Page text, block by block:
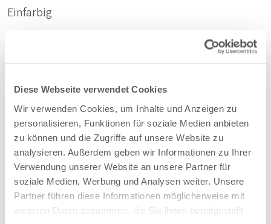
Diese Webseite verwendet Cookies
Wir verwenden Cookies, um Inhalte und Anzeigen zu
personalisieren, Funktionen für soziale Medien anbieten
zu können und die Zugriffe auf unsere Website zu
analysieren. Außerdem geben wir Informationen zu Ihrer
Verwendung unserer Website an unsere Partner für
soziale Medien, Werbung und Analysen weiter. Unsere
Partner führen diese Informationen möglicherweise mit
weiteren Daten zusammen, die Sie ihnen bereitgestellt
Einfarbig
Nachhaltig
Recycelte PET-Flaschen
Zusammensetzung
72%PES F.R./28%PET F.